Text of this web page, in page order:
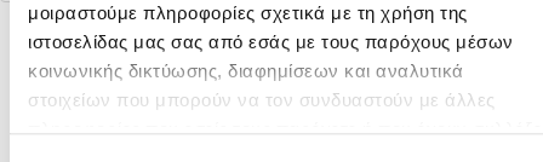
μοιραστούμε πληροφορίες σχετικά με τη χρήση της
ιστοσελίδας μας σας από εσάς με τους παρόχους μέσων
κοινωνικής δικτύωσης, διαφημίσεων και αναλυτικά
στοιχείων που μπορούν να τον συνδυαστούν με άλλες
Το πρόγραμμα της
πρώτης φάσης της